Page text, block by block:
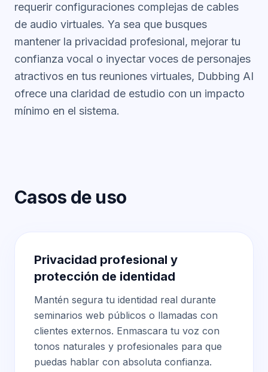
requerir configuraciones complejas de cables
de audio virtuales. Ya sea que busques
mantener la privacidad profesional, mejorar tu
confianza vocal o inyectar voces de personajes
atractivos en tus reuniones virtuales, Dubbing AI
ofrece una claridad de estudio con un impacto
mínimo en el sistema.
Casos de uso
Privacidad profesional y
protección de identidad
Mantén segura tu identidad real durante
seminarios web públicos o llamadas con
clientes externos. Enmascara tu voz con
tonos naturales y profesionales para que
puedas hablar con absoluta confianza.